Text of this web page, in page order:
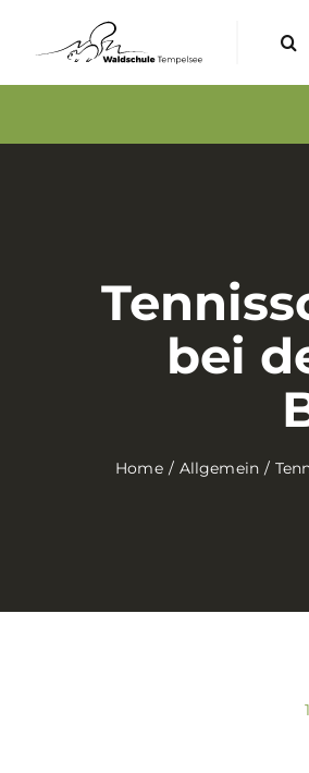
springen
Suche
nach:
bei
Home Allgemein